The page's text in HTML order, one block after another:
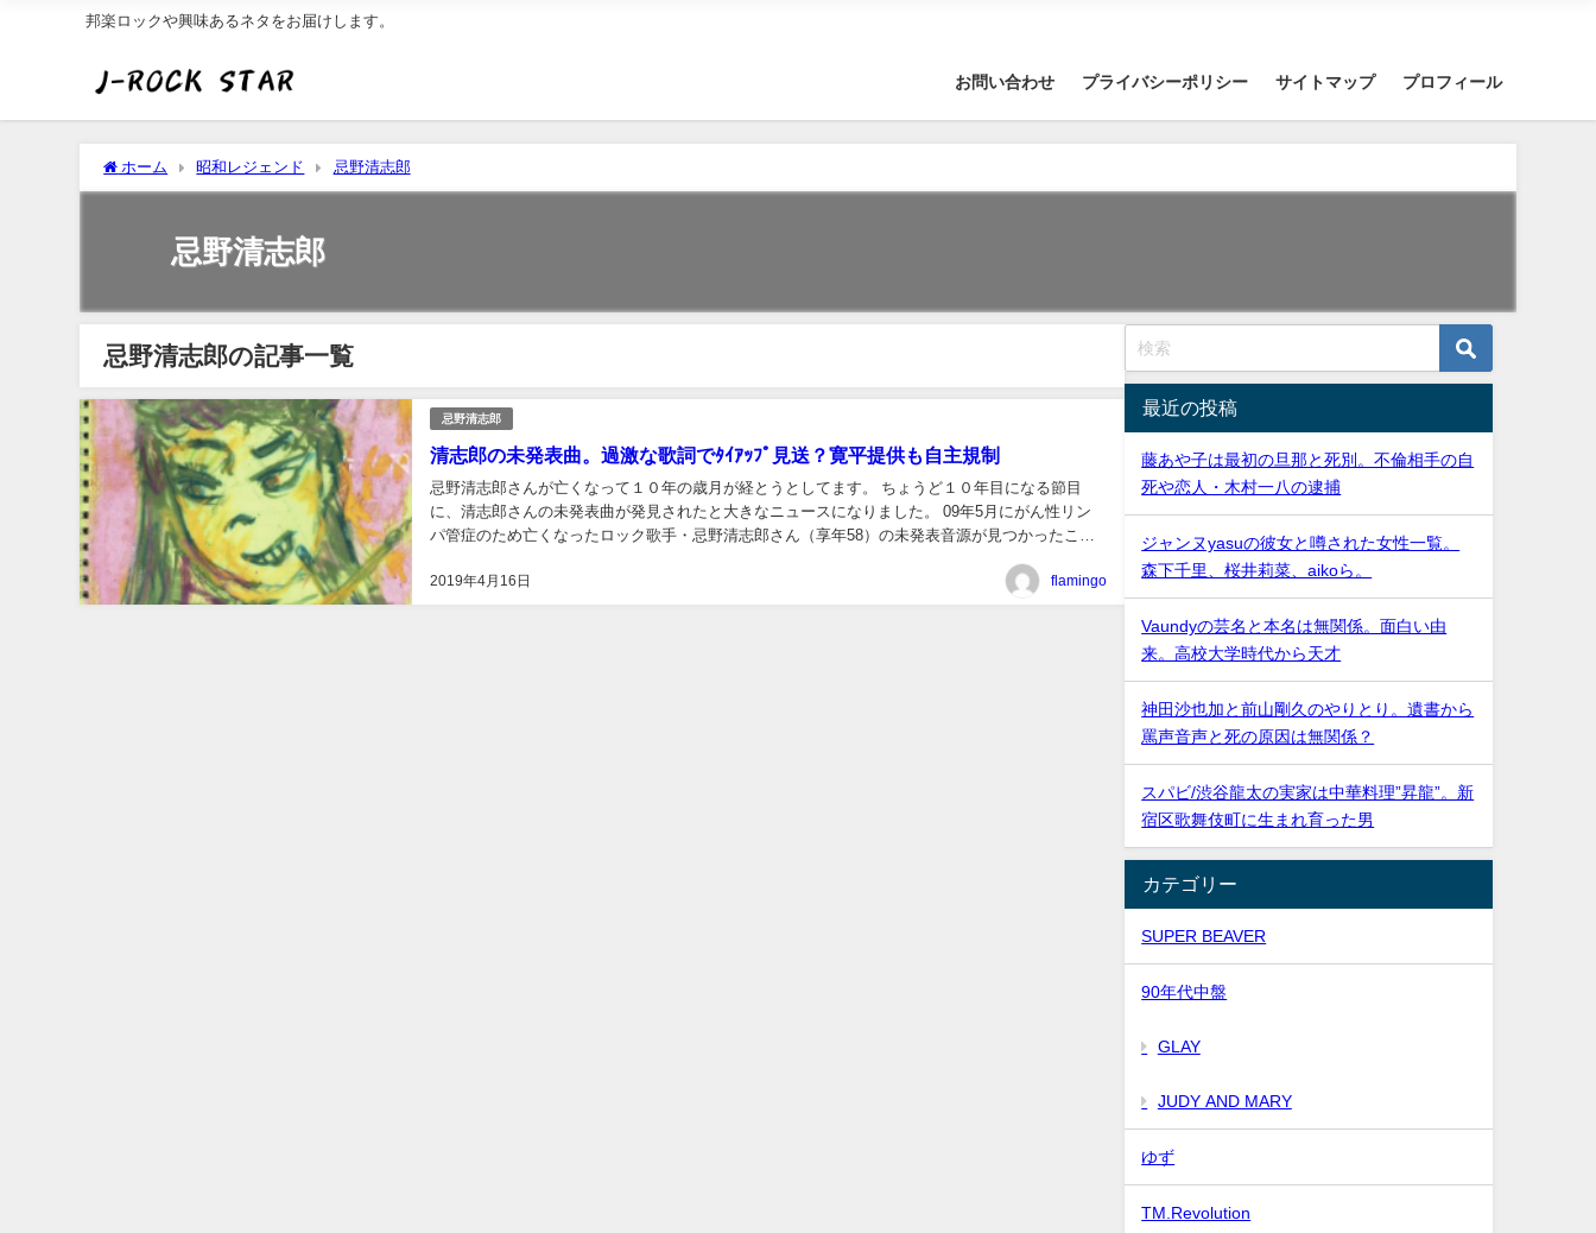
邦楽ロックや興味あるネタをお届けします。
お問い合わせ プライバシーポリシー サイトマップ プロフィール
ホーム 昭和レジェンド 忌野清志郎
忌野清志郎
忌野清志郎の記事一覧
忌野清志郎
清志郎の未発表曲。過激な歌詞でﾀｲｱｯﾌﾟ見送？寛平提供も自主規制
2019年4月16日
忌野清志郎さんが亡くなって１０年の歳月が経とうとしてます。 ちょうど１０年目になる節目
に、清志郎さんの未発表曲が発見されたと大きなニュースになりました。 09年5月にがん性リン
パ管症のため亡くなったロック歌手・忌野清志郎さん（享年58）の未発表音源が見つかったこと
flamingo
最近の投稿
藤あや子は最初の旦那と死別。不倫相手の自
死や恋人・木村一八の逮捕
ジャンヌyasuの彼女と噂された女性一覧。
森下千里、桜井莉菜、aikoら。
Vaundyの芸名と本名は無関係。面白い由
来。高校大学時代から天才
神田沙也加と前山剛久のやりとり。遺書から
罵声音声と死の原因は無関係？
スパビ/渋谷龍太の実家は中華料理”昇龍”。新
宿区歌舞伎町に生まれ育った男
カテゴリー
SUPER BEAVER
90年代中盤
GLAY
JUDY AND MARY
ゆず
TM.Revolution